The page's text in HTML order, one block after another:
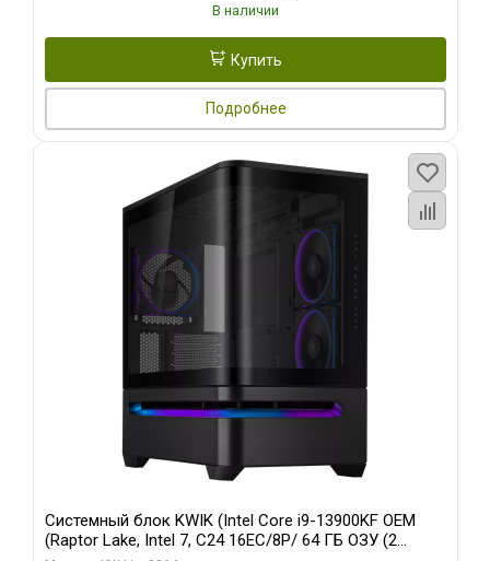
В наличии
Купить
Подробнее
Системный блок KWIK (Intel Core i9-13900KF OEM
(Raptor Lake, Intel 7, C24 16EC/8P/ 64 ГБ ОЗУ (2